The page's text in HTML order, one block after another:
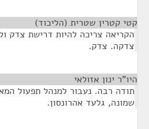
קטי קטרין שטרית (הליכוד)
הקריאה צריכה להיות דרישת צדק
צדקה. צדק.
היו"ר ינון אזולאי
תודה רבה. נעבור למנהל תפעול
שמונה, גלעד אהרונסון.